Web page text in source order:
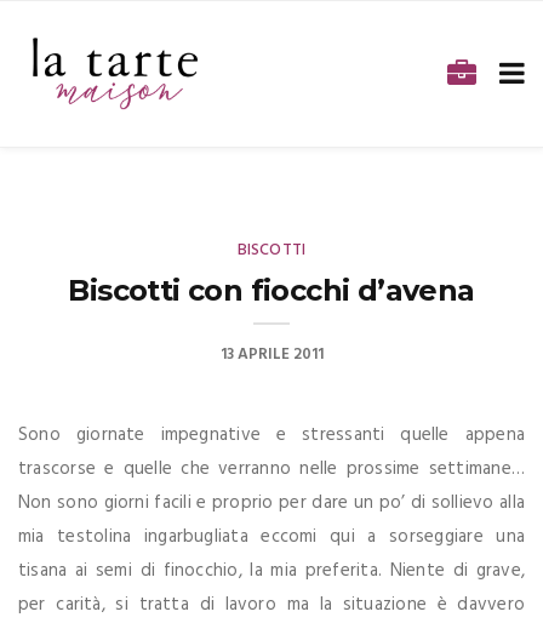
BISCOTTI
Biscotti con fiocchi d’avena
13 APRILE 2011
Sono giornate impegnative e stressanti quelle appena
trascorse e quelle che verranno nelle prossime settimane…
Non sono giorni facili e proprio per dare un po’ di sollievo alla
mia testolina ingarbugliata eccomi qui a sorseggiare una
tisana ai semi di finocchio, la mia preferita. Niente di grave,
per carità, si tratta di lavoro ma la situazione è davvero